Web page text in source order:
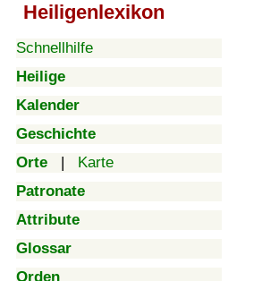
Heiligenlexikon
Schnellhilfe
Heilige
Kalender
Geschichte
Orte | Karte
Patronate
Attribute
Glossar
Orden